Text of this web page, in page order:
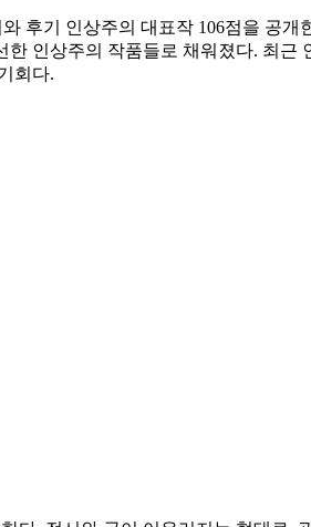
후기 인상주의 대표작 106점을 공
인상주의 작품들로 채워졌다. 최근
회다.